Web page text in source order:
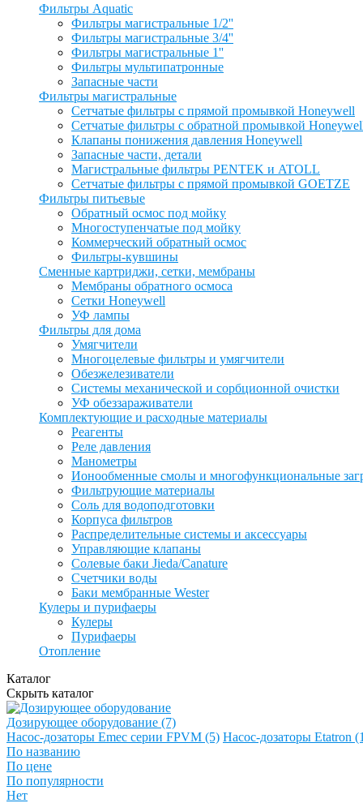
Фильтры Aquatic
Фильтры магистральные 1/2''
Фильтры магистральные 3/4''
Фильтры магистральные 1''
Фильтры мультипатронные
Запасные части
Фильтры магистральные
Сетчатые фильтры с прямой промывкой Honeywell
Сетчатые фильтры с обратной промывкой
Клапаны понижения давления Honeywell
Запасные части, детали
Магистральные фильтры PENTEK и ATOLL
Сетчатые фильтры с прямой промывкой GOETZE
Фильтры питьевые
Обратный осмос под мойку
Многоступенчатые под мойку
Коммерческий обратный осмос
Фильтры-кувшины
Сменные картриджи, сетки, мембраны
Мембраны обратного осмоса
Сетки Honeywell
УФ лампы
Фильтры для дома
Умягчители
Многоцелевые фильтры и умягчители
Обезжелезиватели
Системы механической и сорбционной очистки
УФ обеззараживатели
Комплектующие и расходные материалы
Реагенты
Реле давления
Манометры
Ионообменные смолы и многофункциональные
Фильтрующие материалы
Соль для водоподготовки
Корпуса фильтров
Распределительные системы и аксессуары
Управляющие клапаны
Солевые баки Jieda/Canature
Счетчики воды
Баки мембранные Wester
Кулеры и пурифаеры
Кулеры
Пурифаеры
Отопление
Каталог
Скрыть каталог
Дозирующее оборудование (7)
Насос-дозаторы Emec серии FPVM (5) Насос-дозаторы Etatron
По названию
По цене
По популярности
Нет